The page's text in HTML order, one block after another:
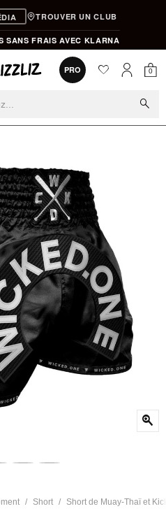
TROUVER UN CLUB
SANS FRAIS AVEC KLARNA
PRO favorite0
0
search
zoom_in
Short Short de Muay-Thaï et